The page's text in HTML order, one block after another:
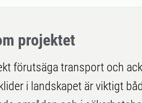
projektet
förutsäga transport och
i landskapet är viktigt